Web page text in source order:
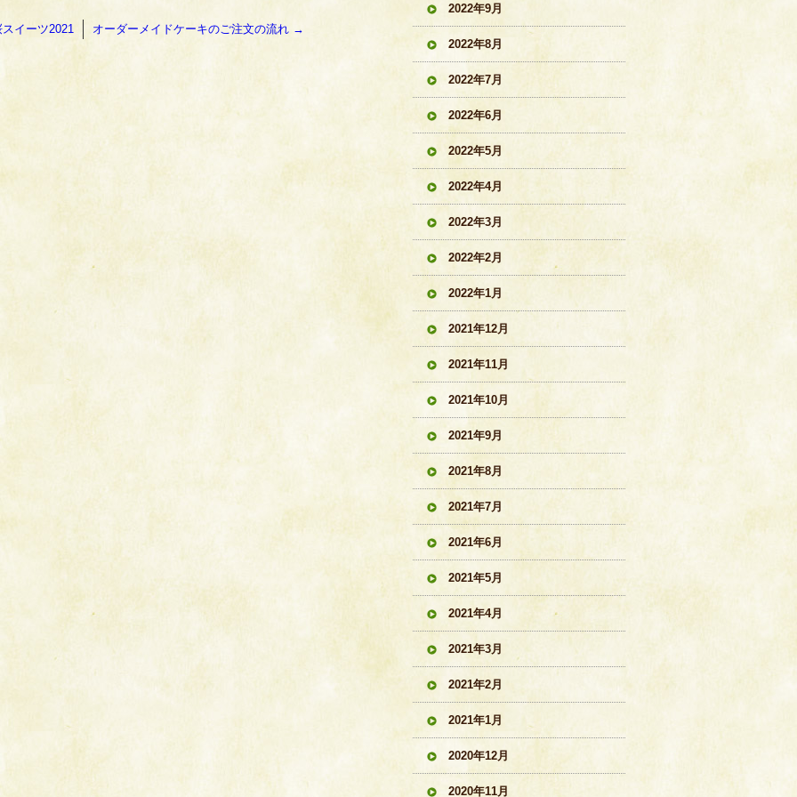
イーツ2021 オーダーメイドケーキのご注文の流れ →
2022年9月
2022年8月
2022年7月
2022年6月
2022年5月
2022年4月
2022年3月
2022年2月
2022年1月
2021年12月
2021年11月
2021年10月
2021年9月
2021年8月
2021年7月
2021年6月
2021年5月
2021年4月
2021年3月
2021年2月
2021年1月
2020年12月
2020年11月